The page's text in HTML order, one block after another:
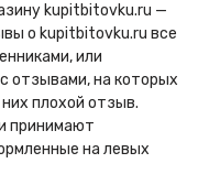
kupitbitovku.ru —
о kupitbitovku.ru все
или
отзывами, на которых
плохой отзыв.
принимают
на левых